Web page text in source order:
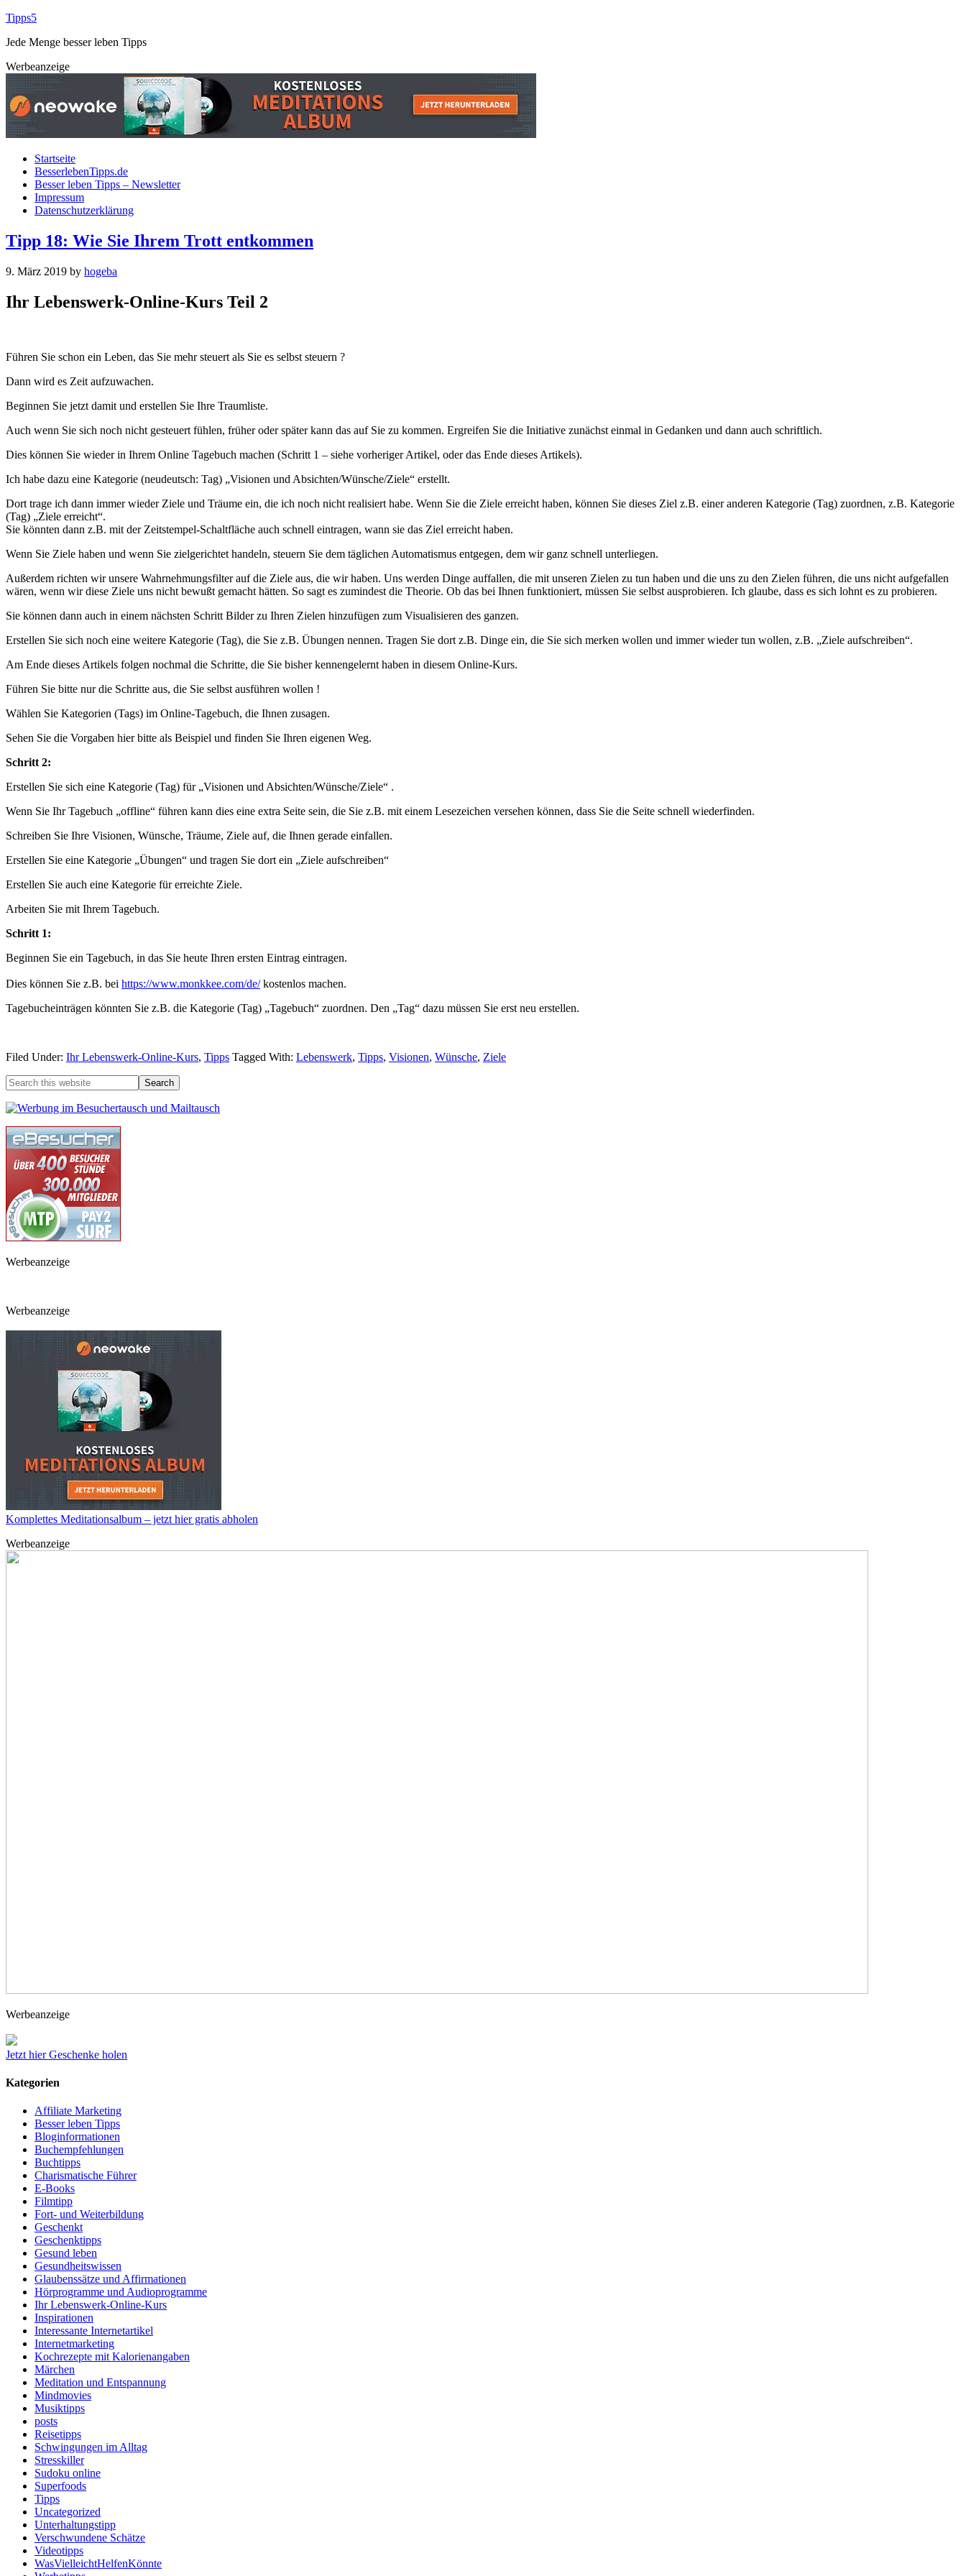
Tipps5
Jede Menge besser leben Tipps
Werbeanzeige
Startseite
BesserlebenTipps.de
Besser leben Tipps – Newsletter
Impressum
Datenschutzerklärung
Tipp 18: Wie Sie Ihrem Trott entkommen
9. März 2019 by hogeba
Ihr Lebenswerk-Online-Kurs Teil 2
Führen Sie schon ein Leben, das Sie mehr steuert als Sie es selbst steuern ?
Dann wird es Zeit aufzuwachen.
Beginnen Sie jetzt damit und erstellen Sie Ihre Traumliste.
Auch wenn Sie sich noch nicht gesteuert fühlen, früher oder später kann das auf Sie zu kommen. Ergreifen Sie die Initiative zunächst einmal in Gedanken und dann auch schriftlich.
Dies können Sie wieder in Ihrem Online Tagebuch machen (Schritt 1 – siehe vorheriger Artikel, oder das Ende dieses Artikels).
Ich habe dazu eine Kategorie (neudeutsch: Tag) „Visionen und Absichten/Wünsche/Ziele“ erstellt.
Dort trage ich dann immer wieder Ziele und Träume ein, die ich noch nicht realisiert habe. Wenn Sie die Ziele erreicht haben, können Sie dieses Ziel z.B. einer anderen Kategorie (Tag) zuordnen, z.B. Kategorie
(Tag) „Ziele erreicht“.
Sie könnten dann z.B. mit der Zeitstempel-Schaltfläche auch schnell eintragen, wann sie das Ziel erreicht haben.
Wenn Sie Ziele haben und wenn Sie zielgerichtet handeln, steuern Sie dem täglichen Automatismus entgegen, dem wir ganz schnell unterliegen.
Außerdem richten wir unsere Wahrnehmungsfilter auf die Ziele aus, die wir haben. Uns werden Dinge auffallen, die mit unseren Zielen zu tun haben und die uns zu den Zielen führen, die uns nicht aufgefallen
wären, wenn wir diese Ziele uns nicht bewußt gemacht hätten. So sagt es zumindest die Theorie. Ob das bei Ihnen funktioniert, müssen Sie selbst ausprobieren. Ich glaube, dass es sich lohnt es zu probieren.
Sie können dann auch in einem nächsten Schritt Bilder zu Ihren Zielen hinzufügen zum Visualisieren des ganzen.
Erstellen Sie sich noch eine weitere Kategorie (Tag), die Sie z.B. Übungen nennen. Tragen Sie dort z.B. Dinge ein, die Sie sich merken wollen und immer wieder tun wollen, z.B. „Ziele aufschreiben“.
Am Ende dieses Artikels folgen nochmal die Schritte, die Sie bisher kennengelernt haben in diesem Online-Kurs.
Führen Sie bitte nur die Schritte aus, die Sie selbst ausführen wollen !
Wählen Sie Kategorien (Tags) im Online-Tagebuch, die Ihnen zusagen.
Sehen Sie die Vorgaben hier bitte als Beispiel und finden Sie Ihren eigenen Weg.
Schritt 2:
Erstellen Sie sich eine Kategorie (Tag) für „Visionen und Absichten/Wünsche/Ziele“ .
Wenn Sie Ihr Tagebuch „offline“ führen kann dies eine extra Seite sein, die Sie z.B. mit einem Lesezeichen versehen können, dass Sie die Seite schnell wiederfinden.
Schreiben Sie Ihre Visionen, Wünsche, Träume, Ziele auf, die Ihnen gerade einfallen.
Erstellen Sie eine Kategorie „Übungen“ und tragen Sie dort ein „Ziele aufschreiben“
Erstellen Sie auch eine Kategorie für erreichte Ziele.
Arbeiten Sie mit Ihrem Tagebuch.
Schritt 1:
Beginnen Sie ein Tagebuch, in das Sie heute Ihren ersten Eintrag eintragen.
Dies können Sie z.B. bei https://www.monkkee.com/de/kostenlos machen.
Tagebucheinträgen könnten Sie z.B. die Kategorie (Tag) „Tagebuch“ zuordnen. Den „Tag“ dazu müssen Sie erst neu erstellen.
Filed Under: Ihr Lebenswerk-Online-Kurs, Tipps Tagged With: Lebenswerk, Tipps, Visionen, Wünsche, Ziele
Werbeanzeige
Werbeanzeige
Komplettes Meditationsalbum – jetzt hier gratis abholen
Werbeanzeige
Werbeanzeige
Jetzt hier Geschenke holen
Kategorien
Affiliate Marketing
Besser leben Tipps
Bloginformationen
Buchempfehlungen
Buchtipps
Charismatische Führer
E-Books
Filmtipp
Fort- und Weiterbildung
Geschenkt
Geschenktipps
Gesund leben
Gesundheitswissen
Glaubenssätze und Affirmationen
Hörprogramme und Audioprogramme
Ihr Lebenswerk-Online-Kurs
Inspirationen
Interessante Internetartikel
Internetmarketing
Kochrezepte mit Kalorienangaben
Märchen
Meditation und Entspannung
Mindmovies
Musiktipps
posts
Reisetipps
Schwingungen im Alltag
Stresskiller
Sudoku online
Superfoods
Tipps
Uncategorized
Unterhaltungstipp
Verschwundene Schätze
Videotipps
WasVielleichtHelfenKönnte